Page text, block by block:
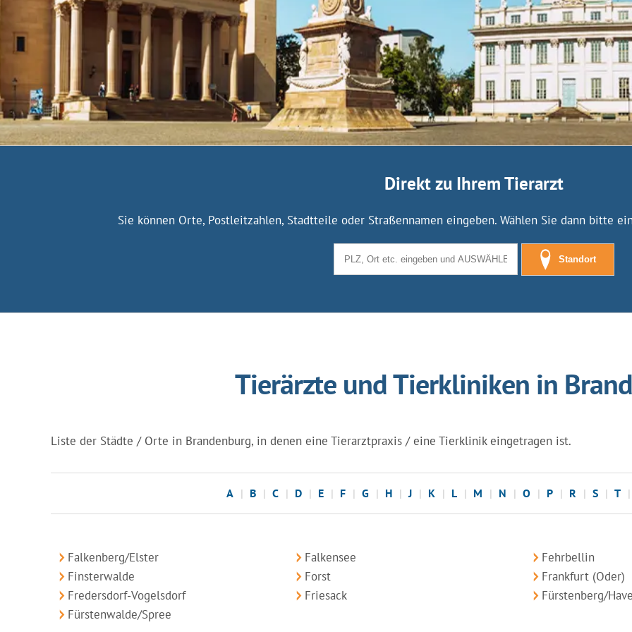
Direkt zu Ihrem Tierarzt
Sie können Orte, Postleitzahlen, Stadtteile oder Straßennamen eingeben. Wählen Sie dann bitte
Standort
Tierärzte und Tierkliniken in
Liste der Städte / Orte in Brandenburg, in denen eine Tierarztpraxis / eine Tierklinik eingetragen ist.
A B C D E F G H J K L M N O P R S T
Falkenberg/Elster Falkensee
Fehrbellin
Finsterwalde
Forst
Frankfurt (Oder)
Fredersdorf-Vogelsdorf
Friesack
Fürstenberg/
Fürstenwalde/Spree